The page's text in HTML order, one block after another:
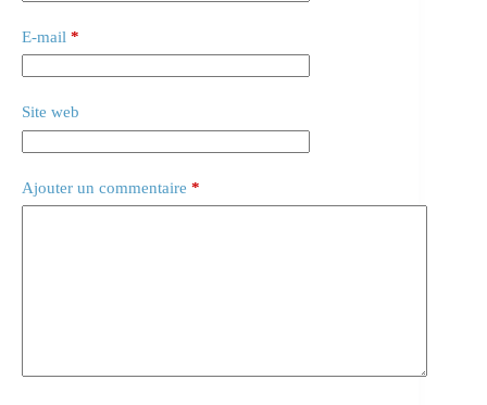
E-mail *
Site web
Ajouter un commentaire *